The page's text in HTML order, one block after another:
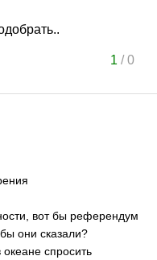
1 /0
вот бы референдум
они сказали?
спросить